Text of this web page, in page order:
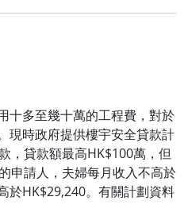
十多至幾十萬的工程費，對於
現時政府提供樓宇安全貸款計
，貸款額最高HK$100萬，但
申請人，夫婦每月收入不高於
於HK$29,240。有關計劃資料